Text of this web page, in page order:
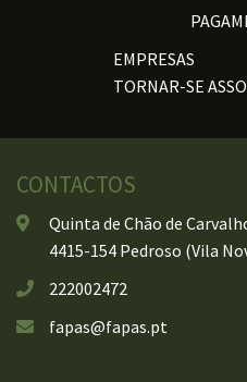
EMPRESAS
TORNAR-SE
CONTACTOS
Quinta de Chão de
4415-154 Pedroso (Vila
222002472
fapas@fapas.pt